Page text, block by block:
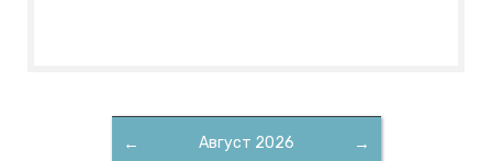
← →
Август 2026